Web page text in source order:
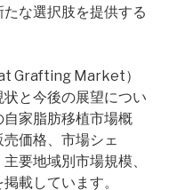
な選択肢を提供する
Grafting Market）
と今後の展望につい
家脂肪移植市場概
価格、市場シェ
要地域別市場規模、
載しています。